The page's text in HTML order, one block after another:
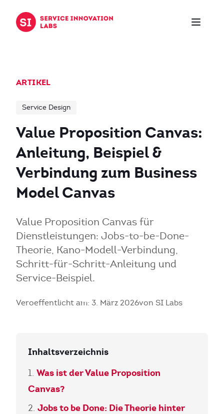
ARTIKEL
Service Design
Value Proposition Canvas:
Anleitung, Beispiel &
Verbindung zum Business
Model Canvas
Value Proposition Canvas für
Dienstleistungen: Jobs-to-be-Done-
Theorie, Kano-Modell-Verbindung,
Schritt-für-Schritt-Anleitung und
Service-Beispiel.
Veroeffentlicht am: 3. März 2026von SI Labs
Inhaltsverzeichnis
Was ist der Value Proposition
Canvas?
Jobs to be Done: Die Theorie hinter